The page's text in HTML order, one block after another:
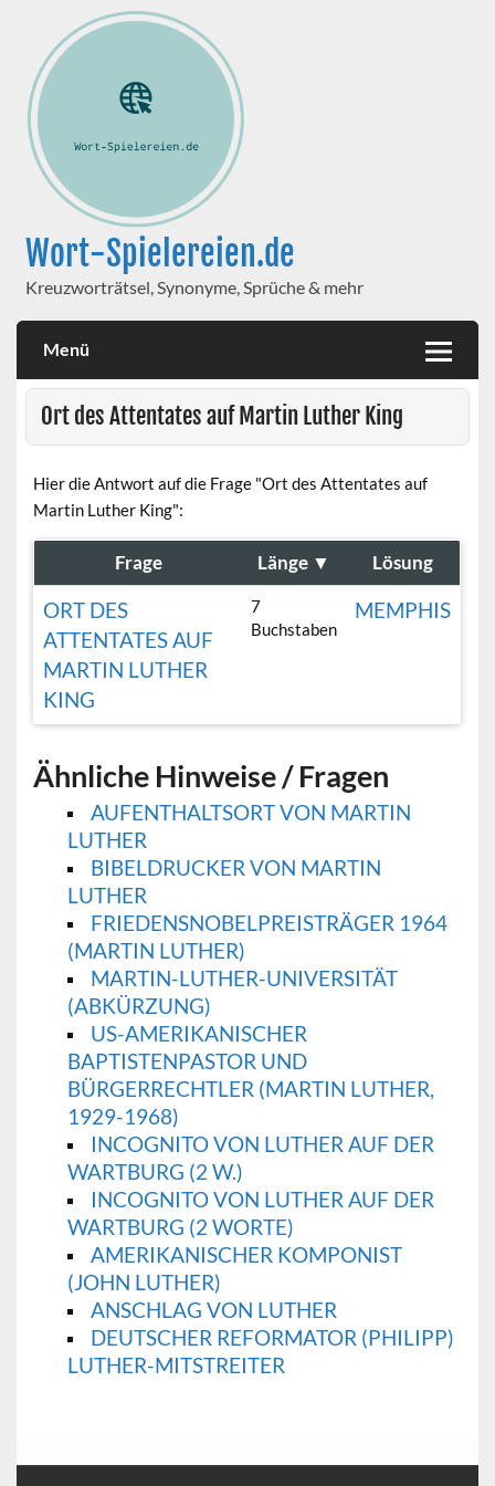
Wort-Spielereien.de
Kreuzworträtsel, Synonyme, Sprüche & mehr
Menü
Ort des Attentates auf Martin Luther King
Hier die Antwort auf die Frage "Ort des Attentates auf
Martin Luther King":
Frage Länge ▼ Lösung
ORT DES
ATTENTATES AUF
MARTIN LUTHER
KING
7
Buchstaben
MEMPHIS
Ähnliche Hinweise / Fragen
AUFENTHALTSORT VON MARTIN
LUTHER
BIBELDRUCKER VON MARTIN
LUTHER
FRIEDENSNOBELPREISTRÄGER 1964
(MARTIN LUTHER)
MARTIN-LUTHER-UNIVERSITÄT
(ABKÜRZUNG)
US-AMERIKANISCHER
BAPTISTENPASTOR UND
BÜRGERRECHTLER (MARTIN LUTHER,
1929-1968)
INCOGNITO VON LUTHER AUF DER
WARTBURG (2 W.)
INCOGNITO VON LUTHER AUF DER
WARTBURG (2 WORTE)
AMERIKANISCHER KOMPONIST
(JOHN LUTHER)
ANSCHLAG VON LUTHER
DEUTSCHER REFORMATOR (PHILIPP)
LUTHER-MITSTREITER